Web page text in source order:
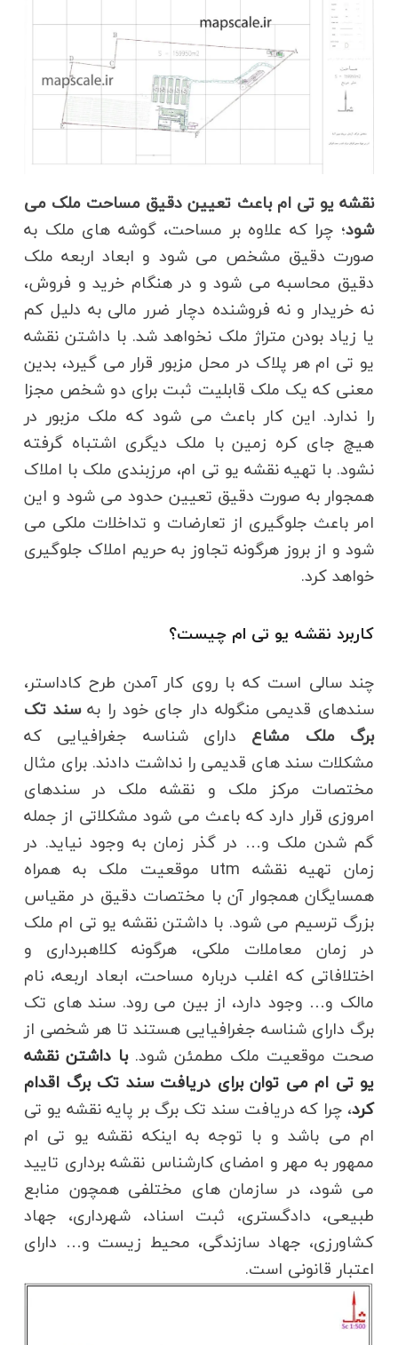
نقشه یو تی ام باعث تعیین دقیق مساحت ملک می
شود؛ چرا که علاوه بر مساحت، گوشه های ملک به
صورت دقیق مشخص می شود و ابعاد اربعه ملک
دقیق محاسبه می شود و در هنگام خرید و فروش،
نه خریدار و نه فروشنده دچار ضرر مالی به دلیل کم
یا زیاد بودن متراژ ملک نخواهد شد. با داشتن نقشه
یو تی ام هر پلاک در محل مزبور قرار می گیرد، بدین
معنی که یک ملک قابلیت ثبت برای دو شخص مجزا
را ندارد. این کار باعث می شود که ملک مزبور در
هیچ جای کره زمین با ملک دیگری اشتباه گرفته
نشود. با تهیه نقشه یو تی ام، مرزبندی ملک با املاک
همجوار به صورت دقیق تعیین حدود می شود و این
امر باعث جلوگیری از تعارضات و تداخلات ملکی می
شود و از بروز هرگونه تجاوز به حریم املاک جلوگیری
خواهد کرد.
کاربرد نقشه یو تی ام چیست؟
چند سالی است که با روی کار آمدن طرح کاداستر،
سندهای قدیمی منگوله دار جای خود را بهسند تک
برگ ملک مشاع دارای شناسه جغرافیایی که
مشکلات سند های قدیمی را نداشت دادند. برای مثال
مختصات مرکز ملک و نقشه ملک در سندهای
امروزی قرار دارد که باعث می شود مشکلاتی از جمله
گم شدن ملک و… در گذر زمان به وجود نیاید. در
زمان تهیه نقشه utm موقعیت ملک به همراه
همسایگان همجوار آن با مختصات دقیق در مقیاس
بزرگ ترسیم می شود. با داشتن نقشه یو تی ام ملک
در زمان معاملات ملکی، هرگونه کلاهبرداری و
اختلافاتی که اغلب درباره مساحت، ابعاد اربعه، نام
مالک و… وجود دارد، از بین می رود. سند های تک
برگ دارای شناسه جغرافیایی هستند تا هر شخصی از
صحت موقعیت ملک مطمئن شود.با داشتن نقشه
یو تی ام می توان برای دریافت سند تک برگ اقدام
کرد، چرا که دریافت سند تک برگ بر پایه نقشه یو تی
ام می باشد و با توجه به اینکه نقشه یو تی ام
ممهور به مهر و امضای کارشناس نقشه برداری تایید
می شود، در سازمان های مختلفی همچون منابع
طبیعی، دادگستری، ثبت اسناد، شهرداری، جهاد
کشاورزی، جهاد سازندگی، محیط زیست و… دارای
اعتبار قانونی است.